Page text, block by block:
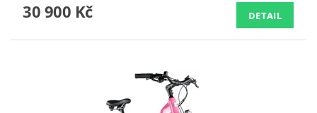
30 900 Kč DETAIL